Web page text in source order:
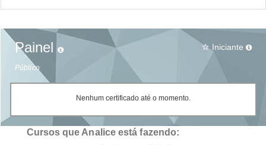
Painel
Público
star_border Iniciante
Nenhum certificado até o momento.
Cursos que Analice está fazendo: